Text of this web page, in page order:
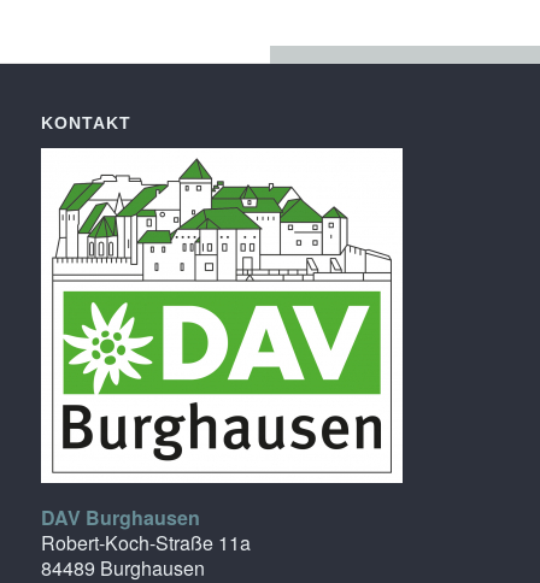
KONTAKT
DAV Burghausen
Robert-Koch-Straße 11a
84489 Burghausen